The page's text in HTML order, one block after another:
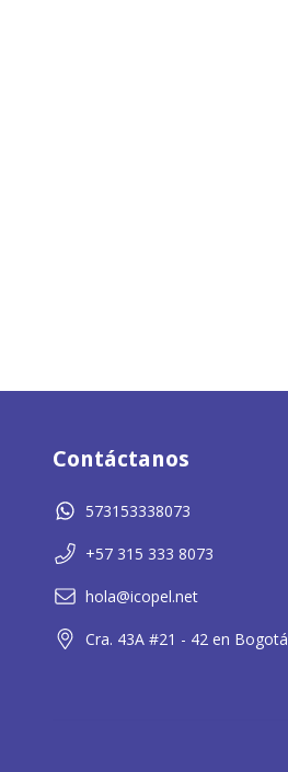
Contáctanos
573153338073
+57 315 333 8073
hola@icopel.net
Cra. 43A #21 - 42 en Bogotá